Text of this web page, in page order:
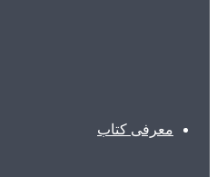
معرفی کتاب